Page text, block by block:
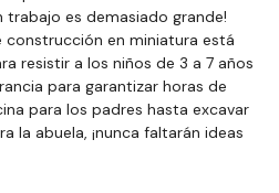
trabajo es demasiado grande!
construcción en miniatura está
resistir a los niños de 3 a 7 años
para garantizar horas de
para los padres hasta excavar
la abuela, ¡nunca faltarán ideas